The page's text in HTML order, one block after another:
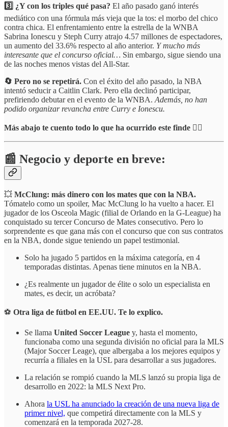
3️⃣ ¿Y con los triples qué pasa? El año pasado ganó interés
mediático con una fórmula más vieja que la tos: el morbo del chico
contra chica. El enfrentamiento entre la estrella de la WNBA
Sabrina Ionescu y Steph Curry atrajo 4.57 millones de espectadores,
un aumento del 33.6% respecto al año anterior. Y mucho más
interesante que el concurso oficial… Sin embargo, sigue siendo una
de las noches menos vistas del All-Star.
🔄 Pero no se repetirá. Con el éxito del año pasado, la NBA
intentó seducir a Caitlin Clark. Pero ella declinó participar,
prefiriendo debutar en el evento de la WNBA. Además, no han
podido organizar revancha entre Curry e Ionescu.
Más abajo te cuento todo lo que ha ocurrido este finde 👇🏻
📰 Negocio y deporte en breve:
💥 McClung: más dinero con los mates que con la NBA.
Tómatelo como un spoiler, Mac McClung lo ha vuelto a hacer. El
jugador de los Osceola Magic (filial de Orlando en la G-League) ha
conquistado su tercer Concurso de Mates consecutivo. Pero lo
sorprendente es que gana más con el concurso que con sus contratos
en la NBA, donde sigue teniendo un papel testimonial.
Solo ha jugado 5 partidos en la máxima categoría, en 4
temporadas distintas. Apenas tiene minutos en la NBA.
¿Es realmente un jugador de élite o solo un especialista en
mates, es decir, un acróbata?
⚽ Otra liga de fútbol en EE.UU. Te lo explico.
Se llama United Soccer League y, hasta el momento,
funcionaba como una segunda división no oficial para la MLS
(Major Soccer Leage), que albergaba a los mejores equipos y
recurría a filiales en la USL para desarrollar a sus jugadores.
La relación se rompió cuando la MLS lanzó su propia liga de
desarrollo en 2022: la MLS Next Pro.
Ahora la USL ha anunciado la creación de una nueva liga de
primer nivel, que competirá directamente con la MLS y
comenzará en la temporada 2027-28.